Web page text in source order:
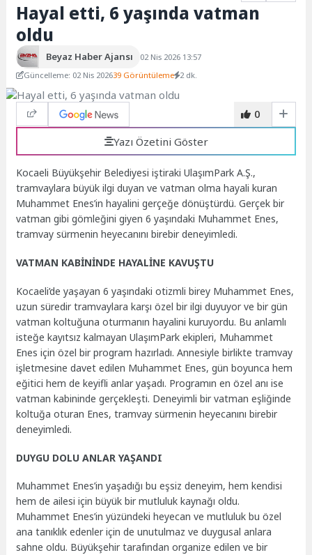
Hayal etti, 6 yaşında vatman
oldu
Beyaz Haber Ajansı
02 Nis 2026 13:57
Güncelleme: 02 Nis 202639 Görüntüleme 2 dk.
0
Yazı Özetini Göster
Kocaeli Büyükşehir Belediyesi iştiraki UlaşımPark A.Ş.,
tramvaylara büyük ilgi duyan ve vatman olma hayali kuran
Muhammet Enes’in hayalini gerçeğe dönüştürdü. Gerçek bir
vatman gibi gömleğini giyen 6 yaşındaki Muhammet Enes,
tramvay sürmenin heyecanını birebir deneyimledi.
VATMAN KABİNİNDE HAYALİNE KAVUŞTU
Kocaeli’de yaşayan 6 yaşındaki otizmli birey Muhammet Enes,
uzun süredir tramvaylara karşı özel bir ilgi duyuyor ve bir gün
vatman koltuğuna oturmanın hayalini kuruyordu. Bu anlamlı
isteğe kayıtsız kalmayan UlaşımPark ekipleri, Muhammet
Enes için özel bir program hazırladı. Annesiyle birlikte tramvay
işletmesine davet edilen Muhammet Enes, gün boyunca hem
eğitici hem de keyifli anlar yaşadı. Programın en özel anı ise
vatman kabininde gerçekleşti. Deneyimli bir vatman eşliğinde
koltuğa oturan Enes, tramvay sürmenin heyecanını birebir
deneyimledi.
DUYGU DOLU ANLAR YAŞANDI
Muhammet Enes’in yaşadığı bu eşsiz deneyim, hem kendisi
hem de ailesi için büyük bir mutluluk kaynağı oldu.
Muhammet Enes’in yüzündeki heyecan ve mutluluk bu özel
ana tanıklık edenler için de unutulmaz ve duygusal anlara
sahne oldu. Büyükşehir tarafından organize edilen ve bir